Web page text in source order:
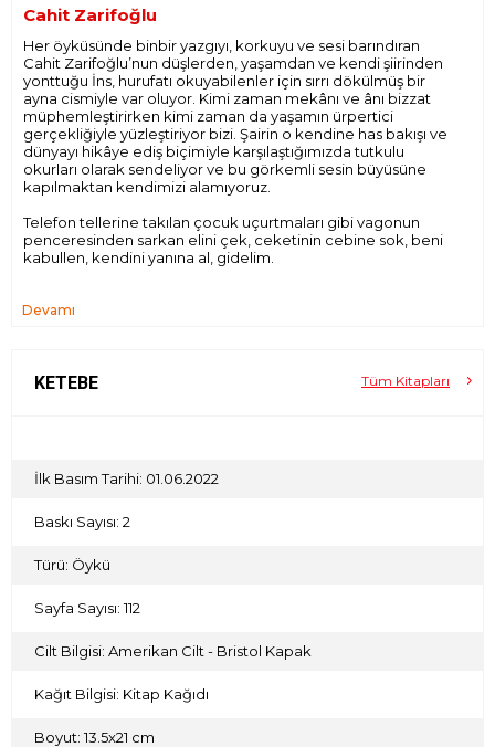
Cahit Zarifoğlu
Her öyküsünde binbir yazgıyı, korkuyu ve sesi barındıran
Cahit Zarifoğlu’nun düşlerden, yaşamdan ve kendi şiirinden
yonttuğu İns, hurufatı okuyabilenler için sırrı dökülmüş bir
ayna cismiyle var oluyor. Kimi zaman mekânı ve ânı bizzat
müphemleştirirken kimi zaman da yaşamın ürpertici
gerçekliğiyle yüzleştiriyor bizi. Şairin o kendine has bakışı ve
dünyayı hikâye ediş biçimiyle karşılaştığımızda tutkulu
okurları olarak sendeliyor ve bu görkemli sesin büyüsüne
kapılmaktan kendimizi alamıyoruz.
Telefon tellerine takılan çocuk uçurtmaları gibi vagonun
penceresinden sarkan elini çek, ceketinin cebine sok, beni
kabullen, kendini yanına al, gidelim.
Devamı
KETEBE Tüm Kitapları
İlk Basım Tarihi: 01.06.2022
Baskı Sayısı: 2
Türü: Öykü
Sayfa Sayısı: 112
Cilt Bilgisi: Amerikan Cilt - Bristol Kapak
Kağıt Bilgisi: Kitap Kağıdı
Boyut: 13.5x21 cm